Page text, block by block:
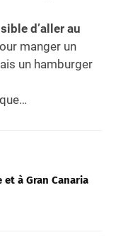
d’aller au
manger un
un hamburger
et à Gran Canaria